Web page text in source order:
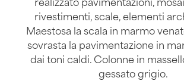
rivestimenti, scale, elementi
Maestosa la scala in marmo
sovrasta la pavimentazione in
dai toni caldi. Colonne in
gessato grigio.